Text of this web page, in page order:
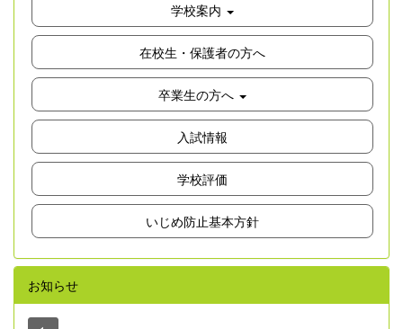
学校案内
在校生・保護者の方へ
卒業生の方へ
入試情報
学校評価
いじめ防止基本方針
お知らせ